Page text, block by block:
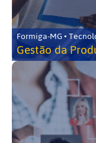
Formiga-MG •
Gestão da